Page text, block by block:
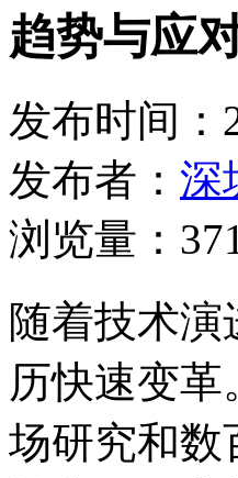
趋势与应
发布时间：
发布者： 深
浏览量：
随着技术
历快速变
场研究和数